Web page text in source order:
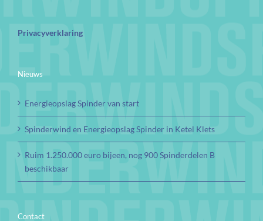
Privacyverklaring
Nieuws
Energieopslag Spinder van start
Spinderwind en Energieopslag Spinder in Ketel Klets
Ruim 1.250.000 euro bijeen, nog 900 Spinderdelen B
beschikbaar
Contact